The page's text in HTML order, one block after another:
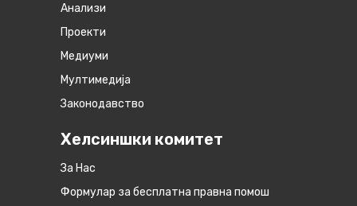
Анализи
Проекти
Медиуми
Мултимедија
Законодавство
Хелсиншки комитет
За Нас
Формулар за бесплатна правна помош